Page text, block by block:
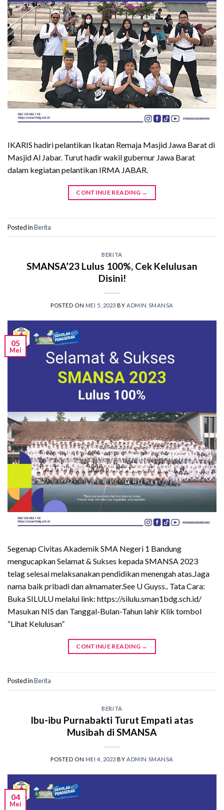
IKARIS hadiri pelantikan Ikatan Remaja Masjid Jawa Barat di
Masjid Al Jabar. Turut hadir wakil gubernur Jawa Barat
dalam kegiatan pelantikan IRMA JABAR.
CONTINUE READING →
Posted inBerita
BERITA
SMANSA’23 Lulus 100%, Cek Kelulusan
Disini!
POSTED ON MEI 5, 2023 BYADMIN SMANSA
05
Mei
Segenap Civitas Akademik SMA Negeri 1 Bandung
mengucapkan Selamat & Sukses kepada SMANSA 2023
telag selesai melaksanakan pendidikan menengah atas.Jaga
nama baik pribadi dan almamater.See U Guyss.. Tata Cara:
Buka SILULU melalui link: https://silulu.sman1bdg.sch.id/
Masukan NIS dan Tanggal-Bulan-Tahun lahir Klik tombol
“Lihat Kelulusan”
CONTINUE READING →
Posted inBerita
BERITA
Ibu-ibu Purnabakti Turut Empati atas
Musibah di SMANSA
POSTED ON MEI 4, 2023 BY ADMIN SMANSA
04
Mei